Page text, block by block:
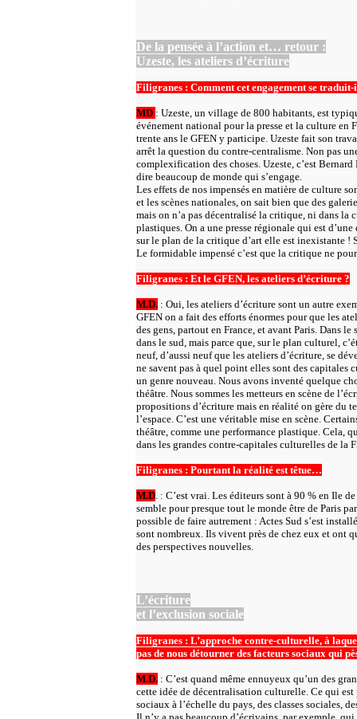
De la pensée à l’action et… retour :
Uzeste, les ateliers d’écriture
Filigranes : Comment cet engagement se
MD : Uzeste, un village de 800 habitants, est
événement national pour la presse et la culture en
trente ans le GFEN y participe. Uzeste fait son
arrêt la question du contre-centralisme. Non pas
complexification des choses. Uzeste, c’est
dire beaucoup de monde qui s’engage.
Les effets de nos impensés en matière de culture
et les scènes nationales, on sait bien que des
mais on n’a pas décentralisé la critique, ni dans la
plastiques. On a une presse régionale qui est
sur le plan de la critique d’art elle est inexistante
Le formidable impensé c’est que la critique ne
Filigranes : Et le GFEN, les ateliers d’écriture ?
M.D. : Oui, les ateliers d’écriture sont un autre
GFEN on a fait des efforts énormes pour que les
des gens, partout en France, et avant Paris. Dans
dans le sud, mais parce que, sur le plan culturel,
neuf, d’aussi neuf que les ateliers d’écriture, se
ne savent pas à quel point elles sont des capitales
un genre nouveau. Nous avons inventé quelque
théâtre. Nous sommes les metteurs en scène de
propositions d’écriture mais en réalité on gère du
l’espace. C’est une véritable mise en scène.
théâtre, comme une performance plastique. Cela,
dans les grandes contre-capitales culturelles de la
Filigranes : Pourtant la réalité est têtue…
M.D. : C’est vrai. Les éditeurs sont à 90 % en Ile
semble pour presque tout le monde être de Paris
possible de faire autrement : Actes Sud s’est
sont nombreux. Ils vivent près de chez eux et ont
des perspectives nouvelles.
L’écriture
et l’exclusion sociale
Filigranes : L’approche contre-culturelle, à
pas de nous détourner des facteurs sociaux qui
M.D. : C’est quand même ennuyeux qu’un des
cette idée de décentralisation culturelle. Ce qui est
sociaux à l’échelle du pays, des classes sociales,